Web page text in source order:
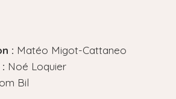
: Matéo Migot-Cattaneo
Noé Loquier
Bil